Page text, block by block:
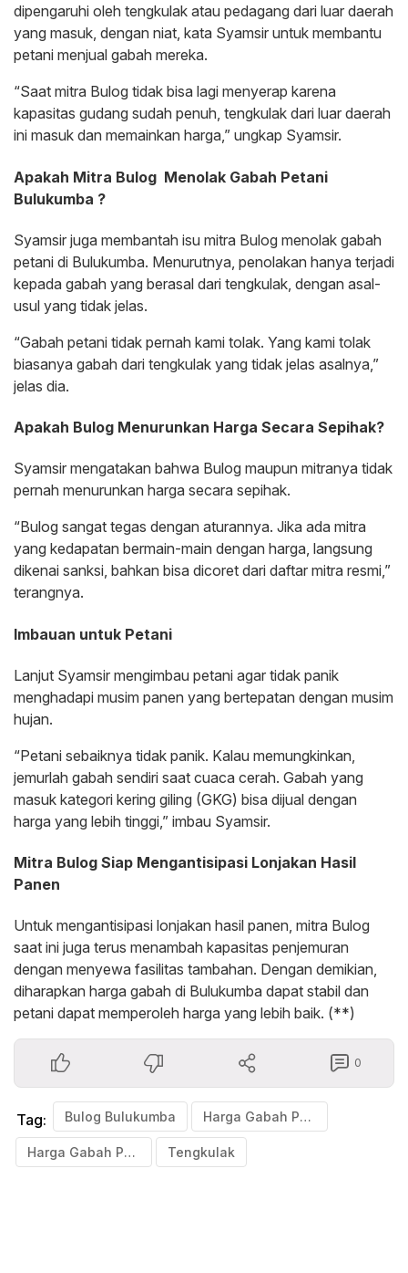
dipengaruhi oleh tengkulak atau pedagang dari luar daerah
yang masuk, dengan niat, kata Syamsir untuk membantu
petani menjual gabah mereka.
“Saat mitra Bulog tidak bisa lagi menyerap karena
kapasitas gudang sudah penuh, tengkulak dari luar daerah
ini masuk dan memainkan harga,” ungkap Syamsir.
Apakah Mitra Bulog Menolak Gabah Petani
Bulukumba ?
Syamsir juga membantah isu mitra Bulog menolak gabah
petani di Bulukumba. Menurutnya, penolakan hanya terjadi
kepada gabah yang berasal dari tengkulak, dengan asal-
usul yang tidak jelas.
“Gabah petani tidak pernah kami tolak. Yang kami tolak
biasanya gabah dari tengkulak yang tidak jelas asalnya,”
jelas dia.
Apakah Bulog Menurunkan Harga Secara Sepihak?
Syamsir mengatakan bahwa Bulog maupun mitranya tidak
pernah menurunkan harga secara sepihak.
“Bulog sangat tegas dengan aturannya. Jika ada mitra
yang kedapatan bermain-main dengan harga, langsung
dikenai sanksi, bahkan bisa dicoret dari daftar mitra resmi,”
terangnya.
Imbauan untuk Petani
Lanjut Syamsir mengimbau petani agar tidak panik
menghadapi musim panen yang bertepatan dengan musim
hujan.
“Petani sebaiknya tidak panik. Kalau memungkinkan,
jemurlah gabah sendiri saat cuaca cerah. Gabah yang
masuk kategori kering giling (GKG) bisa dijual dengan
harga yang lebih tinggi,” imbau Syamsir.
Mitra Bulog Siap Mengantisipasi Lonjakan Hasil
Panen
Untuk mengantisipasi lonjakan hasil panen, mitra Bulog
saat ini juga terus menambah kapasitas penjemuran
dengan menyewa fasilitas tambahan. Dengan demikian,
diharapkan harga gabah di Bulukumba dapat stabil dan
petani dapat memperoleh harga yang lebih baik. (**)
0
Tag: Bulog Bulukumba Harga Gabah Petani Bulukumba Anjlok
Harga Gabah Petani Bulukumba Dibawah HPP Tengkulak